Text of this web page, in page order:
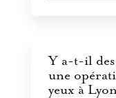
Y a-t-il des
une
yeux à